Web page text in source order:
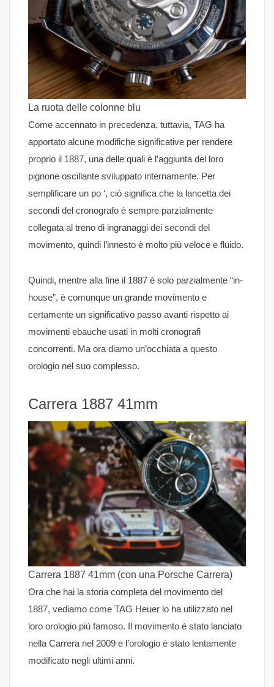
La ruota delle colonne blu
Come accennato in precedenza, tuttavia, TAG ha
apportato alcune modifiche significative per rendere
proprio il 1887, una delle quali è l’aggiunta del loro
pignone oscillante sviluppato internamente. Per
semplificare un po ‘, ciò significa che la lancetta dei
secondi del cronografo è sempre parzialmente
collegata al treno di ingranaggi dei secondi del
movimento, quindi l’innesto è molto più veloce e fluido.
Quindi, mentre alla fine il 1887 è solo parzialmente “in-
house”, è comunque un grande movimento e
certamente un significativo passo avanti rispetto ai
movimenti ebauche usati in molti cronografi
concorrenti. Ma ora diamo un’occhiata a questo
orologio nel suo complesso.
Carrera 1887 41mm
Carrera 1887 41mm (con una Porsche Carrera)
Ora che hai la storia completa del movimento del
1887, vediamo come TAG Heuer lo ha utilizzato nel
loro orologio più famoso. Il movimento è stato lanciato
nella Carrera nel 2009 e l’orologio è stato lentamente
modificato negli ultimi anni.